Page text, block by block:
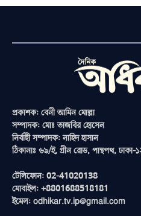
প্রকাশক: বেনী আমিন মোল্লা
সম্পাদক: মোঃ তাজবির হোসেন
নির্বাহী সম্পাদক: নাহিদ হাসান
ঠিকানাঃ ৬৯/ই, গ্রীন রোড, পান্থপথ, ঢাকা-
টেলিফোন: 02-41020138
মোবাইল: +8801688518181
ইমেল: odhikar.tv.ip@gmail.com